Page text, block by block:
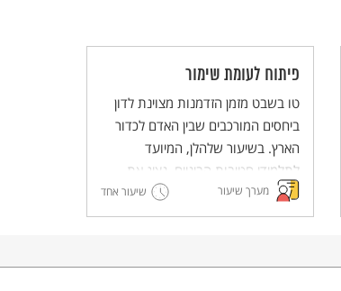
פיתוח לעומת שימור
טו בשבט מזמן הזדמנות מצוינת לדון
ביחסים המורכבים שבין האדם לכדור
הארץ. בשיעור שלהלן, המיועד
לתלמידי חטיבות הביניים, נציג את
ערכי הפיתוח והשימור, ונדון במתח
שביניהם. בסוף השיעור נשאל איזה
מערך שיעור שיעור אחד